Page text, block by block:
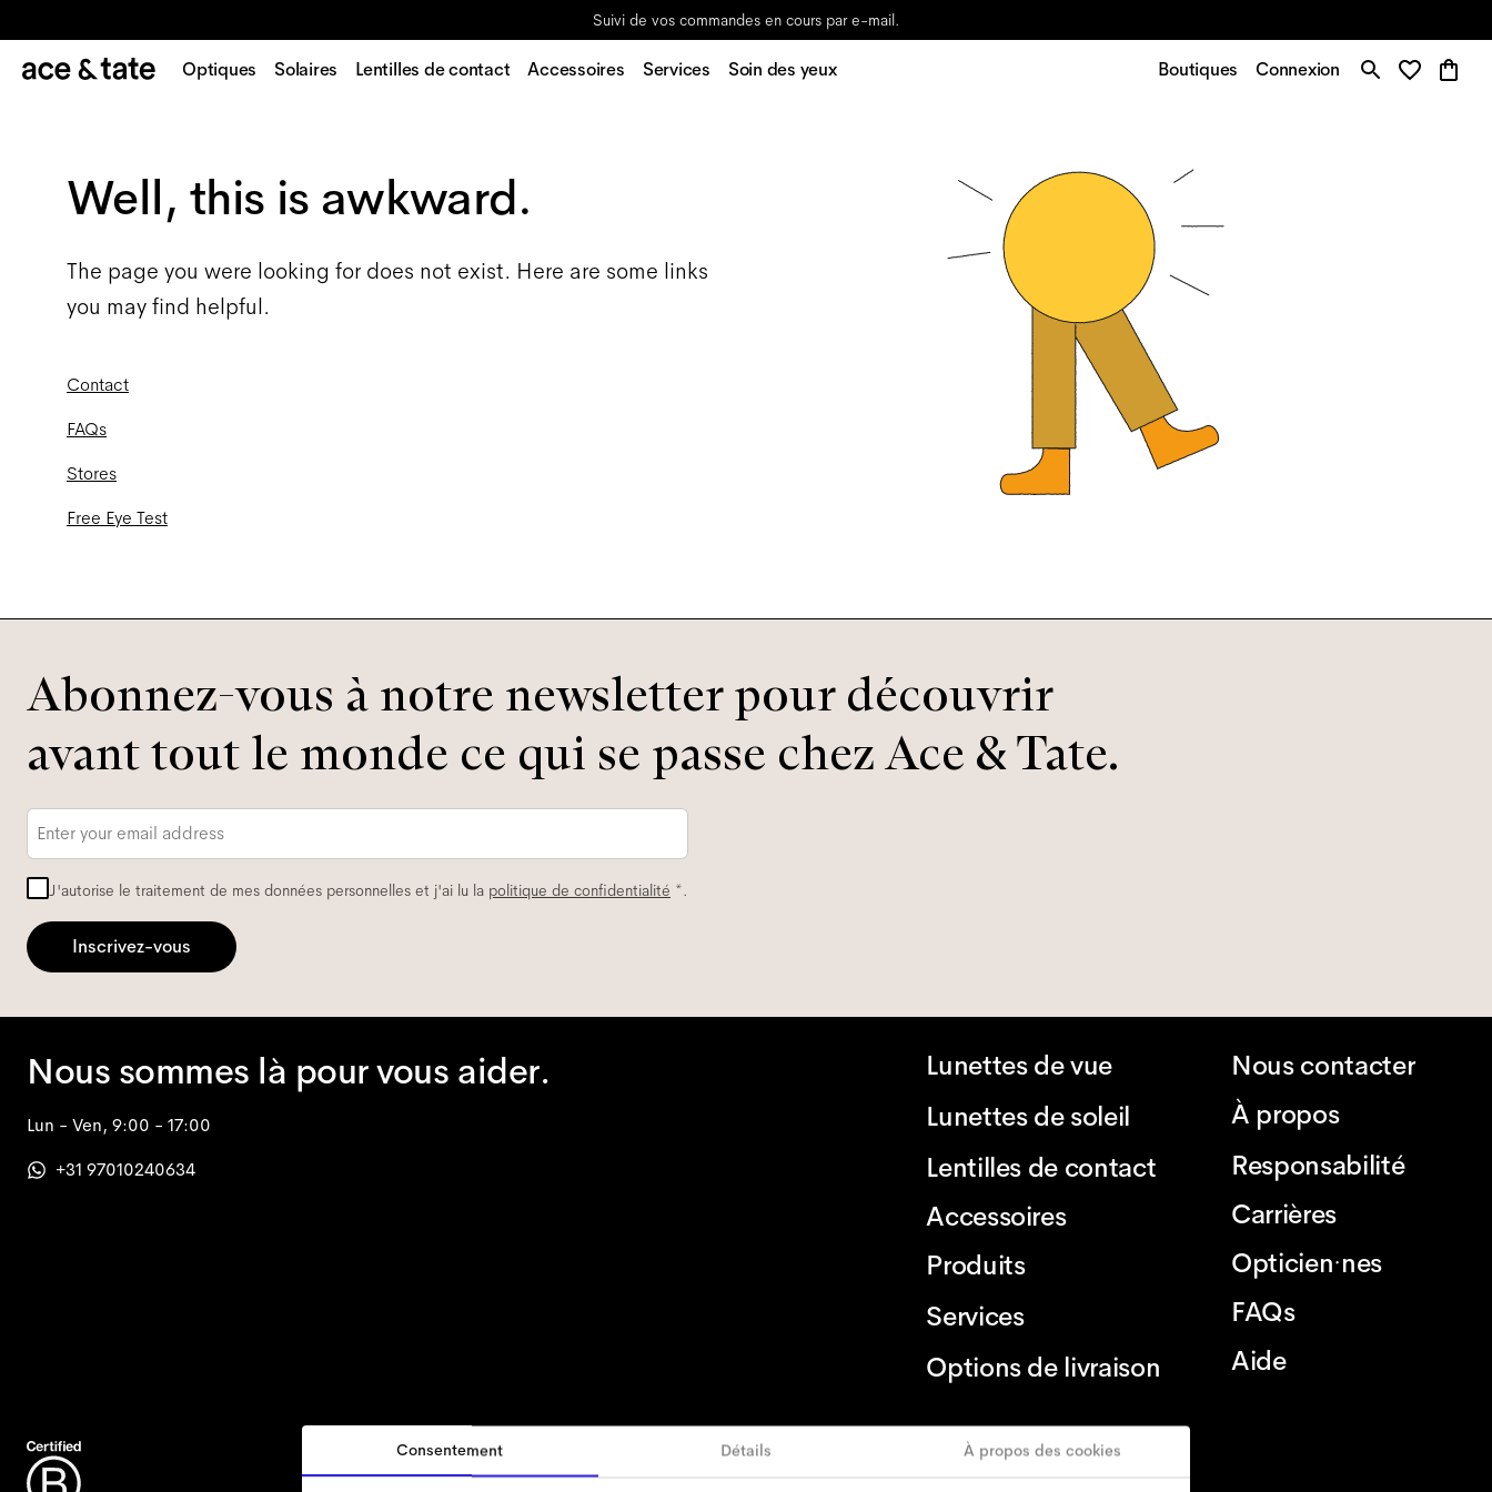
Consentement Détails À propos des cookies
Suivi de vos commandes en cours par e-mail.
Optiques Solaires Lentilles de contact Accessoires Services Soin des yeux Boutiques Connexion
Well, this is awkward.
The page you were looking for does not exist. Here are some links
you may find helpful.
Contact
FAQs
Stores
Free Eye Test
Abonnez-vous à notre newsletter pour découvrir
avant tout le monde ce qui se passe chez Ace & Tate.
mail
J'autorise le traitement de mes données personnelles et j'ai lu la politique de confidentialité *.
Inscrivez-vous
Nous sommes là pour vous aider.
Lun - Ven, 9:00 - 17:00
+31 97010240634
Lunettes de vue
Lunettes de soleil
Lentilles de contact
Accessoires
Produits
Services
Options de livraison
Nous contacter
À propos
Responsabilité
Carrières
Opticien·nes
FAQs
Aide